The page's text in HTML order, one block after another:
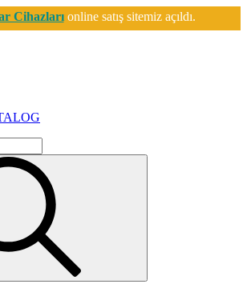
Cihazlarıonline satış sitemiz açıldı.